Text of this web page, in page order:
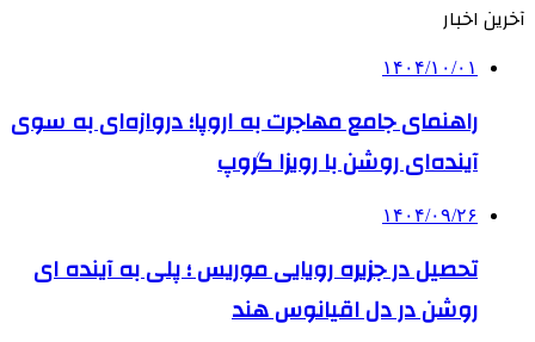
آخرین اخبار
۱۴۰۴/۱۰/۰۱
راهنمای جامع مهاجرت به اروپا؛ دروازه‌ای به سوی
آینده‌ای روشن با رویزا گروپ
۱۴۰۴/۰۹/۲۶
تحصیل در جزیره رویایی موریس ؛ پلی به آینده ‌ای
روشن در دل اقیانوس ‌هند